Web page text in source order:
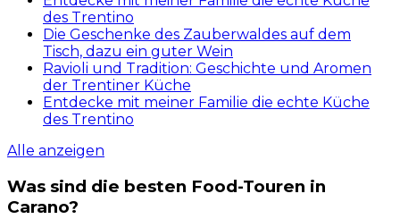
des Trentino
Die Geschenke des Zauberwaldes auf dem
Tisch, dazu ein guter Wein
Ravioli und Tradition: Geschichte und Aromen
der Trentiner Küche
Entdecke mit meiner Familie die echte Küche
des Trentino
Alle anzeigen
Was sind die besten Food-Touren in
Carano?